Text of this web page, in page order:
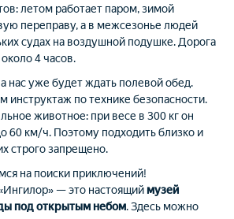
летом работает паром, зимой
переправу, а в межсезонье людей
судах на воздушной подушке. Дорога
4 часов.
нас уже будет ждать полевой обед.
инструктаж по технике безопасности.
животное: при весе в 300 кг он
60 км/ч. Поэтому подходить близко и
строго запрещено.
на поиски приключений!
— это настоящиймузей
под открытым небом. Здесь можно